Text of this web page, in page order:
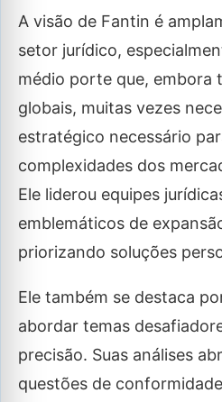
A visão de Fantin é
setor jurídico,
médio porte que, embora
globais, muitas vezes
estratégico necessário
complexidades dos
Ele liderou equipes
emblemáticos de
priorizando soluções
Ele também se destaca
abordar temas
precisão. Suas análises
questões de